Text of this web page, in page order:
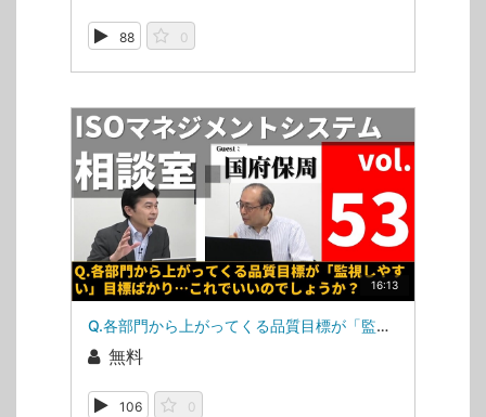
88 0
16:13
Q.各部門から上がってくる品質目標が「監視しやすい」目標ばかり…これでいいのでしょうか？（ISOマネジメントシステム相談室・相談室第53回）
無料
106 0